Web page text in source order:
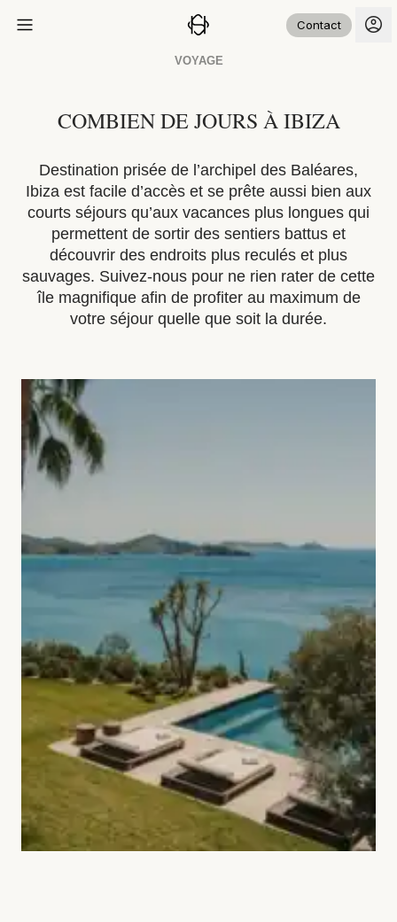
Contact
VOYAGE
COMBIEN DE JOURS À IBIZA
Destination prisée de l’archipel des Baléares,
Ibiza est facile d’accès et se prête aussi bien aux
courts séjours qu’aux vacances plus longues qui
permettent de sortir des sentiers battus et
découvrir des endroits plus reculés et plus
sauvages. Suivez-nous pour ne rien rater de cette
île magnifique afin de profiter au maximum de
votre séjour quelle que soit la durée.